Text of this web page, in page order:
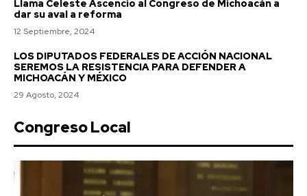
Llama Celeste Ascencio al Congreso de Michoacán a
dar su aval a reforma
12 Septiembre, 2024
LOS DIPUTADOS FEDERALES DE ACCIÓN NACIONAL
SEREMOS LA RESISTENCIA PARA DEFENDER A
MICHOACÁN Y MÉXICO
29 Agosto, 2024
Congreso Local